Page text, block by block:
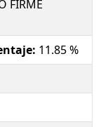
FIRME
11.85 %